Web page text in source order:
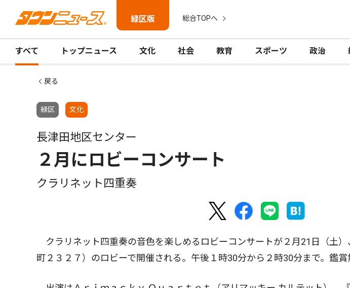
緑区版 総合TOPへ
すべて トップニュース 文化 社会 教育 スポーツ 政治
戻る
緑区 文化
長津田地区センター
２月にロビーコンサート
クラリネット四重奏
クラリネット四重奏の音色を楽しめるロビーコンサートが２月21日（土
町２３２７）のロビーで開催される。午後１時30分から２時30分まで。鑑賞